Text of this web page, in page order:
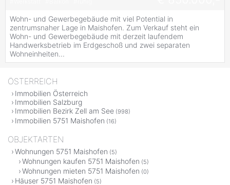
Wohn- und Gewerbegebäude mit viel Potential in
zentrumsnaher Lage in Maishofen. Zum Verkauf steht ein
Wohn- und Gewerbegebäude mit derzeit laufendem
Handwerksbetrieb im Erdgeschoß und zwei separaten
Wohneinheiten...
ÖSTERREICH
Immobilien Österreich
Immobilien Salzburg
Immobilien Bezirk Zell am See (998)
Immobilien 5751 Maishofen (16)
OBJEKTARTEN
Wohnungen 5751 Maishofen (5)
Wohnungen kaufen 5751 Maishofen (5)
Wohnungen mieten 5751 Maishofen (0)
Häuser 5751 Maishofen (5)